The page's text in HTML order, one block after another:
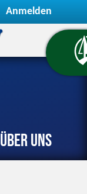
Anmelden
Über uns